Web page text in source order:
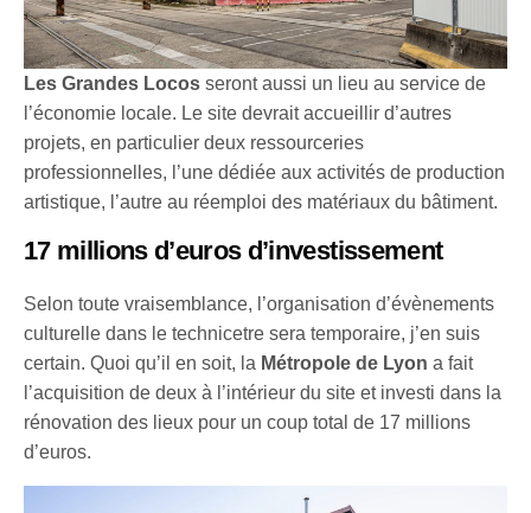
Les Grandes Locosseront aussi un lieu au service de
l’économie locale. Le site devrait accueillir d’autres
projets, en particulier deux ressourceries
professionnelles, l’une dédiée aux activités de production
artistique, l’autre au réemploi des matériaux du bâtiment.
17 millions d’euros d’investissement
Selon toute vraisemblance, l’organisation d’évènements
culturelle dans le technicetre sera temporaire, j’en suis
certain. Quoi qu’il en soit, la Métropole de Lyon a fait
l’acquisition de deux à l’intérieur du site et investi dans la
rénovation des lieux pour un coup total de 17 millions
d’euros.